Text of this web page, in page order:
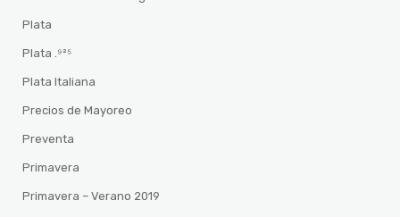
Plata
Plata .⁹²⁵
Plata Italiana
Precios de Mayoreo
Preventa
Primavera
Primavera – Verano 2019